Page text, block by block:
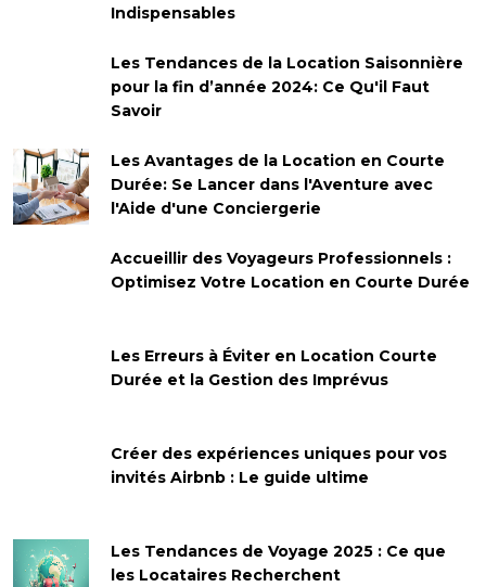
Indispensables
Les Tendances de la Location Saisonnière
pour la fin d’année 2024: Ce Qu'il Faut
Savoir
Les Avantages de la Location en Courte
Durée: Se Lancer dans l'Aventure avec
l'Aide d'une Conciergerie
Accueillir des Voyageurs Professionnels :
Optimisez Votre Location en Courte Durée
Les Erreurs à Éviter en Location Courte
Durée et la Gestion des Imprévus
Créer des expériences uniques pour vos
invités Airbnb : Le guide ultime
Les Tendances de Voyage 2025 : Ce que
les Locataires Recherchent